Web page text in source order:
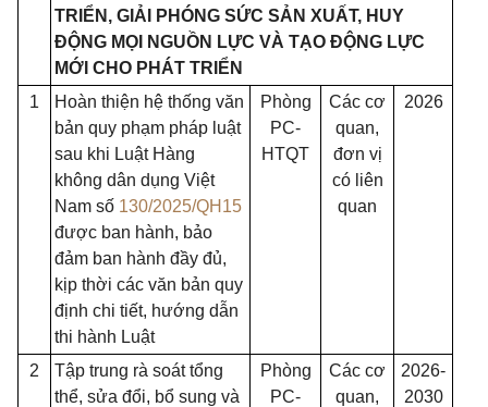
TRIỂN, GIẢI PHÓNG SỨC SẢN XUẤT, HUY
ĐỘNG MỌI NGUỒN LỰC VÀ TẠO ĐỘNG LỰC
MỚI CHO PHÁT TRIỂN
1
Hoàn thiện hệ thống văn
bản quy phạm pháp luật
sau khi Luật Hàng
không dân dụng Việt
Nam số 130/2025/QH15
được ban hành, bảo
đảm ban hành đầy đủ,
kịp thời các văn bản quy
định chi tiết, hướng dẫn
thi hành Luật
Phòng
PC-
HTQT
Các cơ
quan,
đơn vị
có liên
quan
2026
2
Tập trung rà soát tổng
thể, sửa đổi, bổ sung và
Phòng
PC-
Các cơ
quan,
2026-
2030